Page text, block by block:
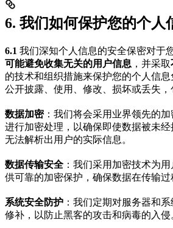
6. 我们如何保护您的个人
6.1 我们深知个人信息的安全保密对于
可能避免收集无关的用户信息 ，并采取
的技术和组织措施来保护您的个人信息
公开披露、使用、修改、损坏或丢失，
数据加密：我们将会采用业界领先的
进行加密处理，以确保即使数据被未
无法解析出用户的实际信息。
数据传输安全 ：我们采用加密技术为
供可靠的加密保护，确保数据在传输过
系统安全防护 ：我们定期对服务器和
修补，以防止黑客的攻击和病毒的入侵